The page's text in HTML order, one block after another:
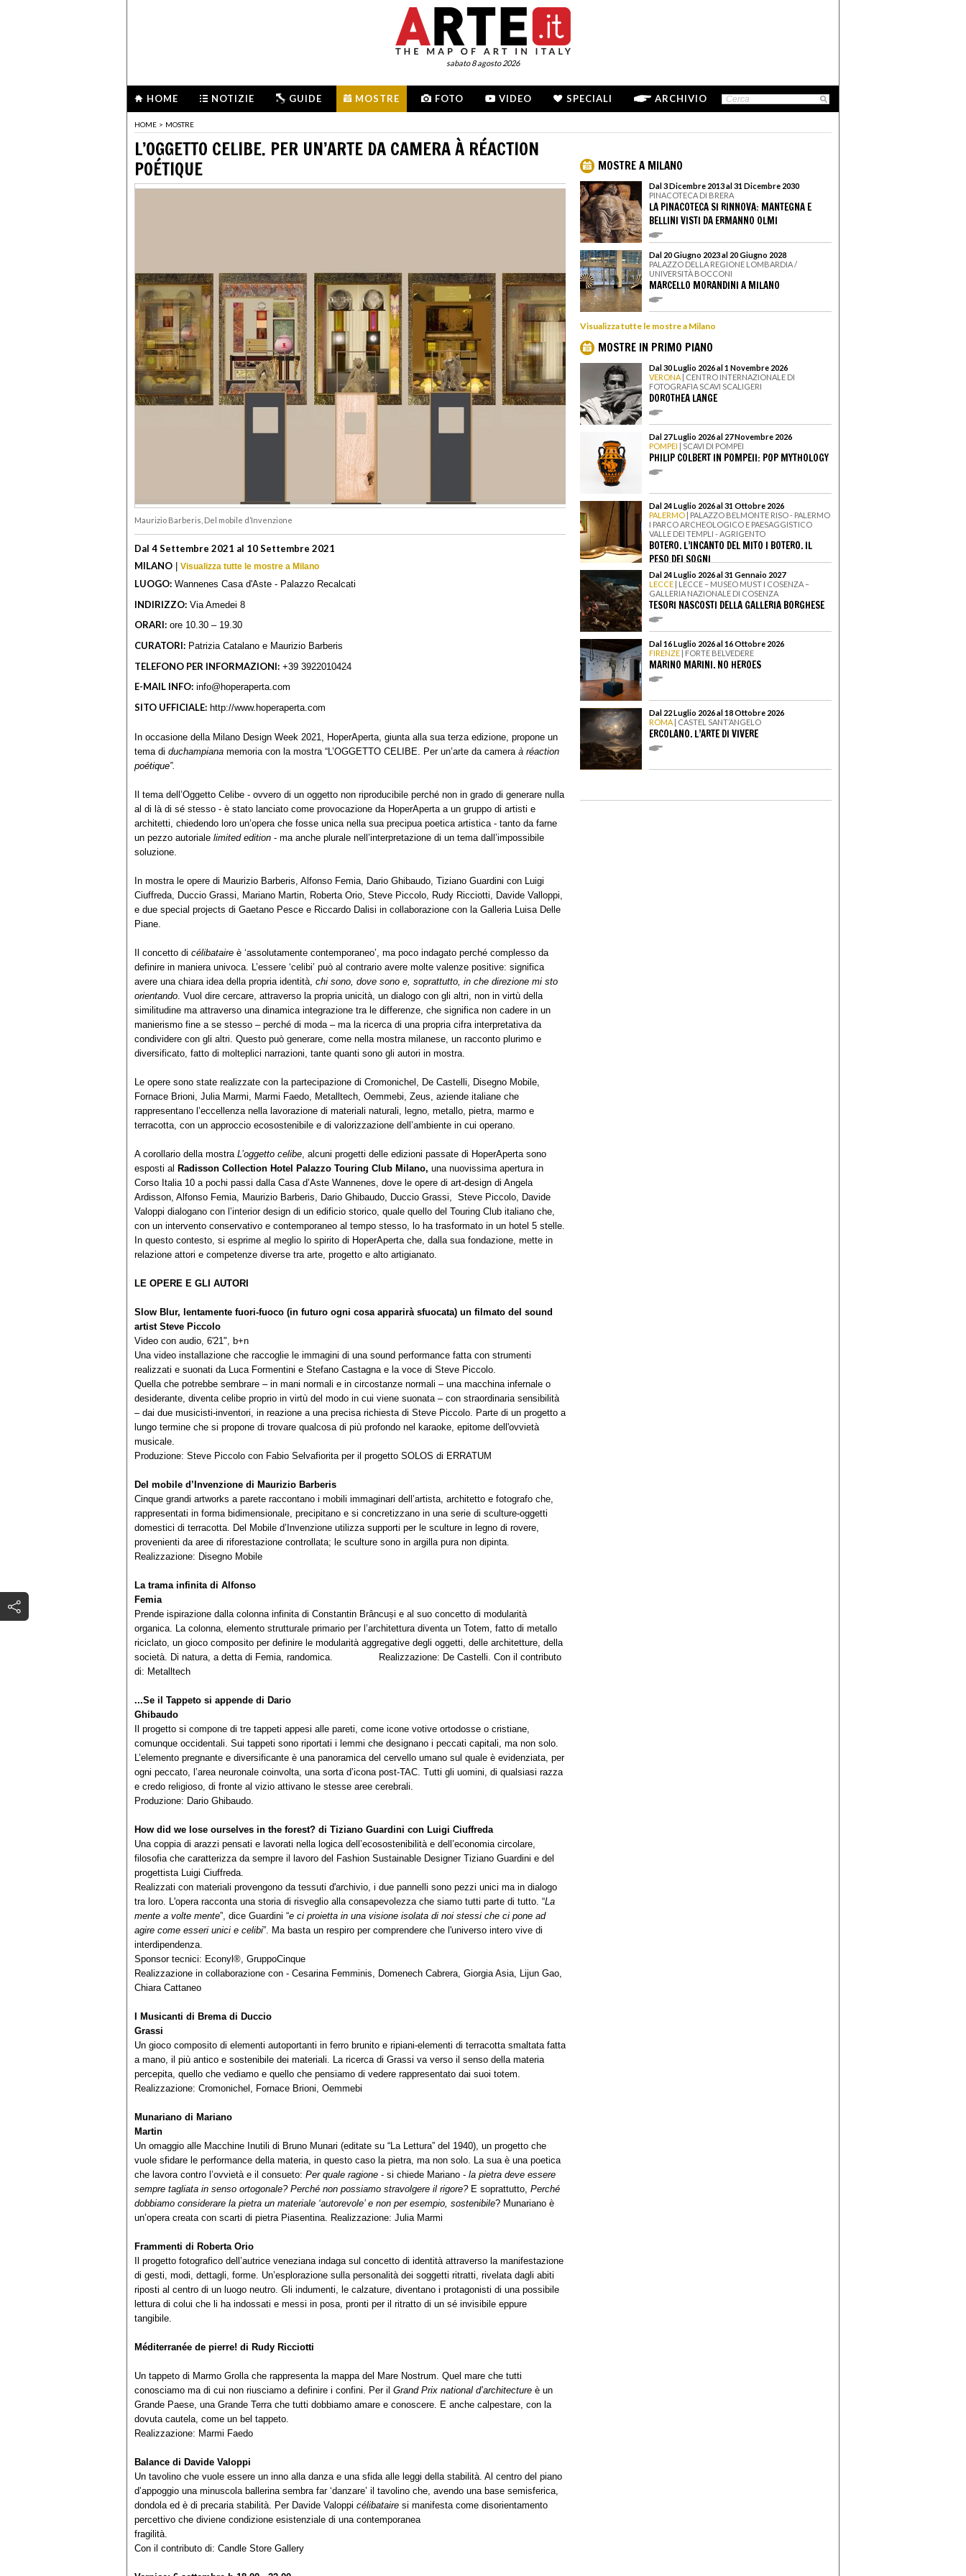
sabato 8 agosto 2026
HOME NOTIZIE GUIDE MOSTRE FOTO VIDEO SPECIALI ARCHIVIO
HOME > MOSTRE
L’OGGETTO CELIBE. PER UN’ARTE DA CAMERA À RÉACTION
POÉTIQUE
Maurizio Barberis, Del mobile d’Invenzione
Dal 4 Settembre 2021 al 10 Settembre 2021
MILANO | Visualizza tutte le mostre a Milano
LUOGO: Wannenes Casa d'Aste - Palazzo Recalcati
INDIRIZZO: Via Amedei 8
ORARI: ore 10.30 – 19.30
CURATORI: Patrizia Catalano e Maurizio Barberis
TELEFONO PER INFORMAZIONI: +39 3922010424
E-MAIL INFO: info@hoperaperta.com
SITO UFFICIALE: http://www.hoperaperta.com
In occasione della Milano Design Week 2021, HoperAperta, giunta alla sua terza edizione, propone un
tema di duchampiana memoria con la mostra “L’OGGETTO CELIBE. Per un’arte da camera à réaction
poétique”.
Il tema dell’Oggetto Celibe - ovvero di un oggetto non riproducibile perché non in grado di generare nulla
al di là di sé stesso - è stato lanciato come provocazione da HoperAperta a un gruppo di artisti e
architetti, chiedendo loro un’opera che fosse unica nella sua precipua poetica artistica - tanto da farne
un pezzo autoriale limited edition - ma anche plurale nell’interpretazione di un tema dall’impossibile
soluzione.
In mostra le opere di Maurizio Barberis, Alfonso Femia, Dario Ghibaudo, Tiziano Guardini con Luigi
Ciuffreda, Duccio Grassi, Mariano Martin, Roberta Orio, Steve Piccolo, Rudy Ricciotti, Davide Valloppi,
e due special projects di Gaetano Pesce e Riccardo Dalisi in collaborazione con la Galleria Luisa Delle
Piane.
Il concetto di célibataire è ‘assolutamente contemporaneo’, ma poco indagato perché complesso da
definire in maniera univoca. L’essere ‘celibi’ può al contrario avere molte valenze positive: significa
avere una chiara idea della propria identità, chi sono, dove sono e, soprattutto, in che direzione mi sto
orientando. Vuol dire cercare, attraverso la propria unicità, un dialogo con gli altri, non in virtù della
similitudine ma attraverso una dinamica integrazione tra le differenze, che significa non cadere in un
manierismo fine a se stesso – perché di moda – ma la ricerca di una propria cifra interpretativa da
condividere con gli altri. Questo può generare, come nella mostra milanese, un racconto plurimo e
diversificato, fatto di molteplici narrazioni, tante quanti sono gli autori in mostra.
Le opere sono state realizzate con la partecipazione di Cromonichel, De Castelli, Disegno Mobile,
Fornace Brioni, Julia Marmi, Marmi Faedo, Metalltech, Oemmebi, Zeus, aziende italiane che
rappresentano l’eccellenza nella lavorazione di materiali naturali, legno, metallo, pietra, marmo e
terracotta, con un approccio ecosostenibile e di valorizzazione dell’ambiente in cui operano.
A corollario della mostra L’oggetto celibe, alcuni progetti delle edizioni passate di HoperAperta sono
esposti al Radisson Collection Hotel Palazzo Touring Club Milano, una nuovissima apertura in
Corso Italia 10 a pochi passi dalla Casa d’Aste Wannenes, dove le opere di art-design di Angela
Ardisson, Alfonso Femia, Maurizio Barberis, Dario Ghibaudo, Duccio Grassi, Steve Piccolo, Davide
Valoppi dialogano con l’interior design di un edificio storico, quale quello del Touring Club italiano che,
con un intervento conservativo e contemporaneo al tempo stesso, lo ha trasformato in un hotel 5 stelle.
In questo contesto, si esprime al meglio lo spirito di HoperAperta che, dalla sua fondazione, mette in
relazione attori e competenze diverse tra arte, progetto e alto artigianato.
LE OPERE E GLI AUTORI
Slow Blur, lentamente fuori-fuoco (in futuro ogni cosa apparirà sfuocata) un filmato del sound
artist Steve Piccolo
Video con audio, 6'21", b+n
Una video installazione che raccoglie le immagini di una sound performance fatta con strumenti
realizzati e suonati da Luca Formentini e Stefano Castagna e la voce di Steve Piccolo.
Quella che potrebbe sembrare – in mani normali e in circostanze normali – una macchina infernale o
desiderante, diventa celibe proprio in virtù del modo in cui viene suonata – con straordinaria sensibilità
– dai due musicisti-inventori, in reazione a una precisa richiesta di Steve Piccolo. Parte di un progetto a
lungo termine che si propone di trovare qualcosa di più profondo nel karaoke, epitome dell'ovvietà
musicale.
Produzione: Steve Piccolo con Fabio Selvafiorita per il progetto SOLOS di ERRATUM
Del mobile d’Invenzione di Maurizio Barberis
Cinque grandi artworks a parete raccontano i mobili immaginari dell’artista, architetto e fotografo che,
rappresentati in forma bidimensionale, precipitano e si concretizzano in una serie di sculture-oggetti
domestici di terracotta. Del Mobile d’Invenzione utilizza supporti per le sculture in legno di rovere,
provenienti da aree di riforestazione controllata; le sculture sono in argilla pura non dipinta.
Realizzazione: Disegno Mobile
La trama infinita di Alfonso
Femia
Prende ispirazione dalla colonna infinita di Constantin Brâncuși e al suo concetto di modularità
organica. La colonna, elemento strutturale primario per l’architettura diventa un Totem, fatto di metallo
riciclato, un gioco composito per definire le modularità aggregative degli oggetti, delle architetture, della
società. Di natura, a detta di Femia, randomica. Realizzazione: De Castelli. Con il contributo
di: Metalltech
...Se il Tappeto si appende di Dario
Ghibaudo
Il progetto si compone di tre tappeti appesi alle pareti, come icone votive ortodosse o cristiane,
comunque occidentali. Sui tappeti sono riportati i lemmi che designano i peccati capitali, ma non solo.
L’elemento pregnante e diversificante è una panoramica del cervello umano sul quale è evidenziata, per
ogni peccato, l’area neuronale coinvolta, una sorta d’icona post-TAC. Tutti gli uomini, di qualsiasi razza
e credo religioso, di fronte al vizio attivano le stesse aree cerebrali.
Produzione: Dario Ghibaudo.
How did we lose ourselves in the forest? di Tiziano Guardini con Luigi Ciuffreda
Una coppia di arazzi pensati e lavorati nella logica dell’ecosostenibilità e dell’economia circolare,
filosofia che caratterizza da sempre il lavoro del Fashion Sustainable Designer Tiziano Guardini e del
progettista Luigi Ciuffreda.
Realizzati con materiali provengono da tessuti d'archivio, i due pannelli sono pezzi unici ma in dialogo
tra loro. L'opera racconta una storia di risveglio alla consapevolezza che siamo tutti parte di tutto. “La
mente a volte mente”, dice Guardini “e ci proietta in una visione isolata di noi stessi che ci pone ad
agire come esseri unici e celibi”. Ma basta un respiro per comprendere che l'universo intero vive di
interdipendenza.
Sponsor tecnici: Econyl®, GruppoCinque
Realizzazione in collaborazione con - Cesarina Femminis, Domenech Cabrera, Giorgia Asia, Lijun Gao,
Chiara Cattaneo
I Musicanti di Brema di Duccio
Grassi
Un gioco composito di elementi autoportanti in ferro brunito e ripiani-elementi di terracotta smaltata fatta
a mano, il più antico e sostenibile dei materiali. La ricerca di Grassi va verso il senso della materia
percepita, quello che vediamo e quello che pensiamo di vedere rappresentato dai suoi totem.
Realizzazione: Cromonichel, Fornace Brioni, Oemmebi
Munariano di Mariano
Martin
Un omaggio alle Macchine Inutili di Bruno Munari (editate su “La Lettura” del 1940), un progetto che
vuole sfidare le performance della materia, in questo caso la pietra, ma non solo. La sua è una poetica
che lavora contro l’ovvietà e il consueto: Per quale ragione - si chiede Mariano - la pietra deve essere
sempre tagliata in senso ortogonale? Perché non possiamo stravolgere il rigore? E soprattutto, Perché
dobbiamo considerare la pietra un materiale ‘autorevole’ e non per esempio, sostenibile? Munariano è
un’opera creata con scarti di pietra Piasentina. Realizzazione: Julia Marmi
Frammenti di Roberta Orio
Il progetto fotografico dell’autrice veneziana indaga sul concetto di identità attraverso la manifestazione
di gesti, modi, dettagli, forme. Un’esplorazione sulla personalità dei soggetti ritratti, rivelata dagli abiti
riposti al centro di un luogo neutro. Gli indumenti, le calzature, diventano i protagonisti di una possibile
lettura di colui che li ha indossati e messi in posa, pronti per il ritratto di un sé invisibile eppure
tangibile.
Méditerranée de pierre! di Rudy Ricciotti
Un tappeto di Marmo Grolla che rappresenta la mappa del Mare Nostrum. Quel mare che tutti
conosciamo ma di cui non riusciamo a definire i confini. Per il Grand Prix national d’architecture è un
Grande Paese, una Grande Terra che tutti dobbiamo amare e conoscere. E anche calpestare, con la
dovuta cautela, come un bel tappeto.
Realizzazione: Marmi Faedo
Balance di Davide Valoppi
Un tavolino che vuole essere un inno alla danza e una sfida alle leggi della stabilità. Al centro del piano
d’appoggio una minuscola ballerina sembra far ‘danzare’ il tavolino che, avendo una base semisferica,
dondola ed è di precaria stabilità. Per Davide Valoppi célibataire si manifesta come disorientamento
percettivo che diviene condizione esistenziale di una contemporanea
fragilità.
Con il contributo di: Candle Store Gallery
MOSTRE A MILANO
Dal 3 Dicembre 2013 al 31 Dicembre 2030
PINACOTECA DI BRERA
LA PINACOTECA SI RINNOVA: MANTEGNA E
BELLINI VISTI DA ERMANNO OLMI
Dal 20 Giugno 2023 al 20 Giugno 2028
PALAZZO DELLA REGIONE LOMBARDIA /
UNIVERSITÀ BOCCONI
MARCELLO MORANDINI A MILANO
Visualizza tutte le mostre a Milano
MOSTRE IN PRIMO PIANO
Dal 30 Luglio 2026 al 1 Novembre 2026
VERONA | CENTRO INTERNAZIONALE DI
FOTOGRAFIA SCAVI SCALIGERI
DOROTHEA LANGE
Dal 27 Luglio 2026 al 27 Novembre 2026
POMPEI | SCAVI DI POMPEI
PHILIP COLBERT IN POMPEII: POP MYTHOLOGY
Dal 24 Luglio 2026 al 31 Ottobre 2026
PALERMO | PALAZZO BELMONTE RISO - PALERMO
I PARCO ARCHEOLOGICO E PAESAGGISTICO
VALLE DEI TEMPLI - AGRIGENTO
BOTERO. L’INCANTO DEL MITO I BOTERO. IL
PESO DEI SOGNI
Dal 24 Luglio 2026 al 31 Gennaio 2027
LECCE | LECCE – MUSEO MUST I COSENZA –
GALLERIA NAZIONALE DI COSENZA
TESORI NASCOSTI DELLA GALLERIA BORGHESE
Dal 16 Luglio 2026 al 16 Ottobre 2026
FIRENZE | FORTE BELVEDERE
MARINO MARINI. NO HEROES
Dal 22 Luglio 2026 al 18 Ottobre 2026
ROMA | CASTEL SANT’ANGELO
ERCOLANO. L’ARTE DI VIVERE